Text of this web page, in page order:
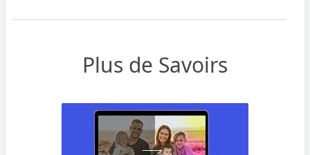
Plus de Savoirs